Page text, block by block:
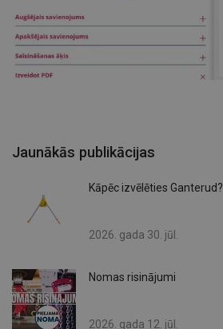
Jaunākās publikācijas
Kāpēc izvēlēties Ganterud?
2026. gada 30. jūl.
Nomas risinājumi
2026. gada 12. jūl.